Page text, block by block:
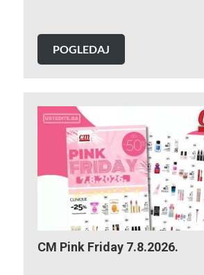
POGLEDAJ
CM Pink Friday 7.8.2026.